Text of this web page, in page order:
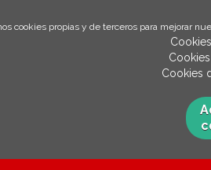
cookies propias y de terceros para mejorar
Cookies